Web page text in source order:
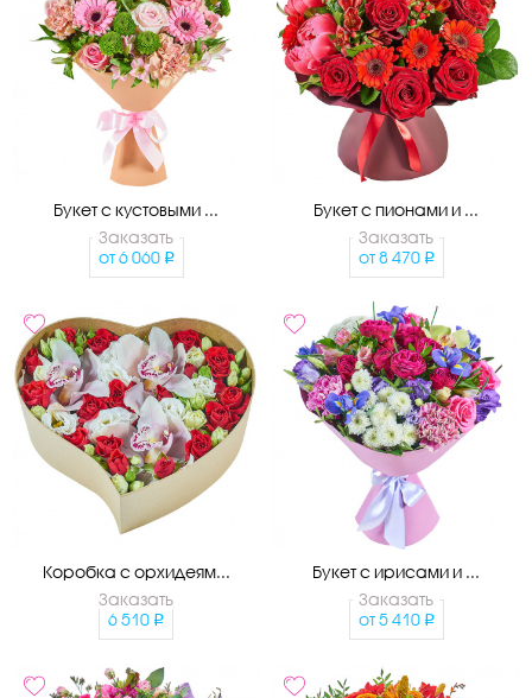
Букет с кустовыми ...
Заказать
от 6 060
Букет с пионами и ...
Заказать
от 8 470
Коробка с орхидеям...
Заказать
6 510
Букет с ирисами и ...
Заказать
от 5 410